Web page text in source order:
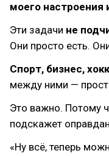
моего настроения
Эти задачи не
Они просто есть.
Спорт, бизнес,
между ними —
Это важно. Потому
подскажет
«Ну всё, теперь